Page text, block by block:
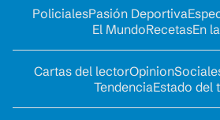
PolicialesPasión Deportiva
El MundoRecetasEn
Cartas del lectorOpinion
TendenciaEstado del